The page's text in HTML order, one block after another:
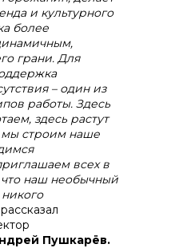
и культурного
более
грани. Для
– один из
работы. Здесь
здесь растут
мы строим наше
всех в
наш необычный
Пушкарёв.